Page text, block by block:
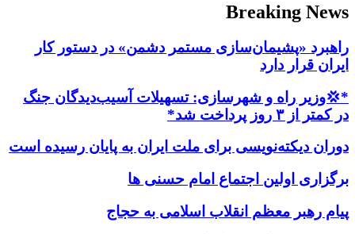
Breaking News
راهبرد «پشیمان‌سازی مستمر دشمن» در دستور کار
ایران قرار دارد
*💢وزیر راه و شهرسازی: تسهیلات آسیب‌دیدگان جنگ
در کمتر از ۳ روز پرداخت شد*
دوران دیکته‌نویسی برای ملت ایران به پایان رسیده است
برگزاری اولین اجتماع امام حسنی ها
پیام رهبر معظم انقلاب اسلامی به حجاج